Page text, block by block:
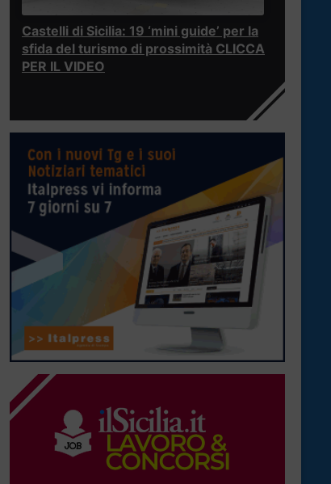
Castelli di Sicilia: 19 ‘mini guide’ per la
sfida del turismo di prossimità CLICCA
PER IL VIDEO